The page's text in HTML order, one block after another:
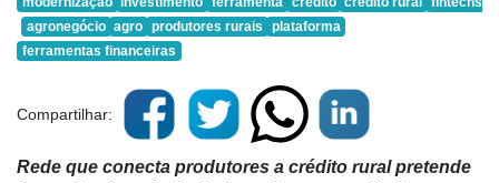
agronegócio agro produtores rurais
plataforma
ferramentas financeiras
Compartilhar:
Rede que conecta produtores a crédito rural pretende